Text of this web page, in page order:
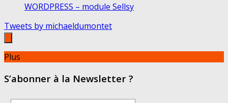
WORDPRESS – module Sellsy
Tweets by michaeldumontet
Plus
S’abonner à la Newsletter ?